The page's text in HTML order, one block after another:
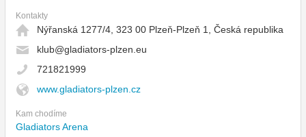
Kontakty
Nýřanská 1277/4, 323 00 Plzeň-Plzeň 1, Česká republika
klub@gladiators-plzen.eu
721821999
www.gladiators-plzen.cz
Kam chodíme
Gladiators Arena